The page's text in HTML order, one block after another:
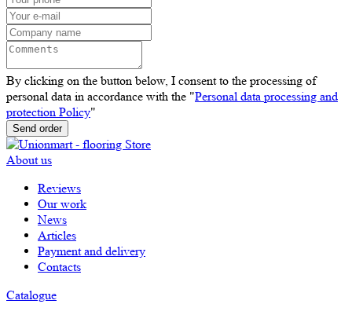
By clicking on the button below, I consent to the processing of
personal data in accordance with the "Personal data processing and
protection Policy"
Send order
About us
Reviews
Our work
News
Articles
Payment and delivery
Contacts
Catalogue